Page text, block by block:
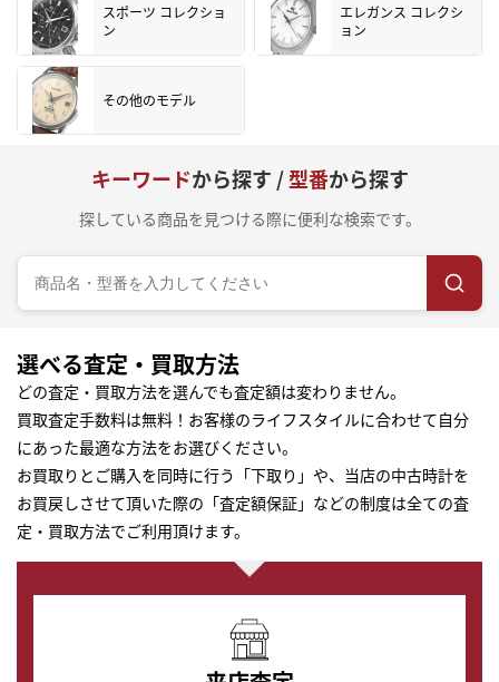
スポーツ コレクショ
ン
エレガンス コレクシ
ョン
その他のモデル
キーワードから探す /型番から探す
探している商品を見つける際に便利な検索です。
選べる査定・買取方法
どの査定・買取方法を選んでも査定額は変わりません。
買取査定手数料は無料！お客様のライフスタイルに合わせて自分
にあった最適な方法をお選びください。
お買取りとご購入を同時に行う「下取り」や、当店の中古時計を
お買戻しさせて頂いた際の「査定額保証」などの制度は全ての査
定・買取方法でご利用頂けます。